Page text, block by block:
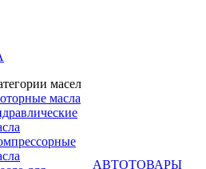
масел
масла
АВТОТОВАРЫ